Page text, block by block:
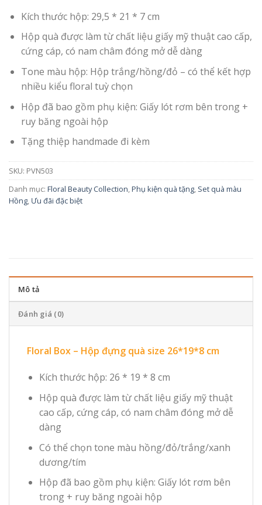
Kích thước hộp: 29,5 * 21 * 7 cm
Hộp quà được làm từ chất liệu giấy mỹ thuật cao cấp,
cứng cáp, có nam châm đóng mở dễ dàng
Tone màu hộp: Hộp trắng/hồng/đỏ – có thể kết hợp
nhiều kiểu floral tuỳ chọn
Hộp đã bao gồm phụ kiện: Giấy lót rơm bên trong +
ruy băng ngoài hộp
Tặng thiệp handmade đi kèm
SKU: PVN503
Danh mục: Floral Beauty Collection,Phụ kiện quà tặng, Set quà màu
Hồng, Ưu đãi đặc biệt
Mô tả
Đánh giá (0)
Floral Box – Hộp đựng quà size 26*19*8 cm
Kích thước hộp: 26 * 19 * 8 cm
Hộp quà được làm từ chất liệu giấy mỹ thuật
cao cấp, cứng cáp, có nam châm đóng mở dễ
dàng
Có thể chọn tone màu hồng/đỏ/trắng/xanh
dương/tím
Hộp đã bao gồm phụ kiện: Giấy lót rơm bên
trong + ruy băng ngoài hộp